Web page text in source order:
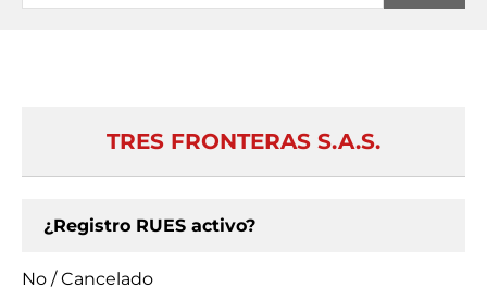
TRES FRONTERAS S.A.S.
¿Registro RUES activo?
No / Cancelado